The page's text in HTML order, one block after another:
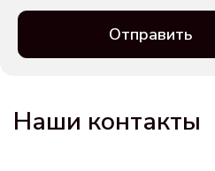
Отправить
Наши контакты